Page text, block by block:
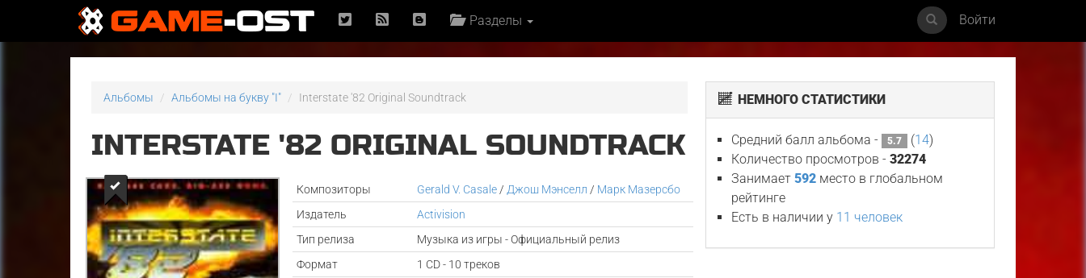
Разделы Войти
Альбомы Альбомы на букву "I" Interstate '82 Original Soundtrack
INTERSTATE '82 ORIGINAL SOUNDTRACK
Композиторы Gerald V. Casale/ Джош Мэнселл / Марк Мазерсбо
Издатель
Activision
Тип релиза
Музыка из игры - Официальный релиз
Формат
1 CD - 10 треков
НЕМНОГО СТАТИСТИКИ
Средний балл альбома - 5.7 (14)
Количество просмотров -32274
Занимает592 место в глобальном
рейтинге
Есть в наличии у 11 человек